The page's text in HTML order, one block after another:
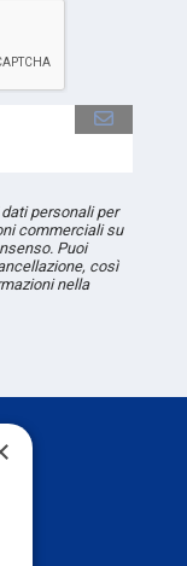
personali per
commerciali su
Puoi
così
nella